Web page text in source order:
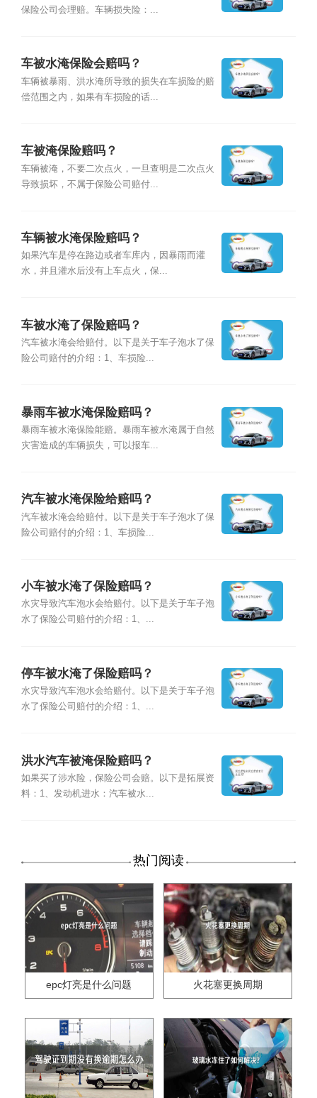
保险公司会理赔。车辆损失险：...
车被水淹保险会赔吗？
车辆被暴雨、洪水淹所导致的损失在车损险的赔
偿范围之内，如果有车损险的话...
车被淹保险赔吗？
车辆被淹，不要二次点火，一旦查明是二次点火
导致损坏，不属于保险公司赔付...
车辆被水淹保险赔吗？
如果汽车是停在路边或者车库内，因暴雨而灌
水，并且灌水后没有上车点火，保...
车被水淹了保险赔吗？
汽车被水淹会给赔付。以下是关于车子泡水了保
险公司赔付的介绍：1、车损险...
暴雨车被水淹保险赔吗？
暴雨车被水淹保险能赔。暴雨车被水淹属于自然
灾害造成的车辆损失，可以报车...
汽车被水淹保险给赔吗？
汽车被水淹会给赔付。以下是关于车子泡水了保
险公司赔付的介绍：1、车损险...
小车被水淹了保险赔吗？
水灾导致汽车泡水会给赔付。以下是关于车子泡
水了保险公司赔付的介绍：1、...
停车被水淹了保险赔吗？
水灾导致汽车泡水会给赔付。以下是关于车子泡
水了保险公司赔付的介绍：1、...
洪水汽车被淹保险赔吗？
如果买了涉水险，保险公司会赔。以下是拓展资
料：1、发动机进水：汽车被水...
热门阅读
epc灯亮是什么问题 火花塞更换周期